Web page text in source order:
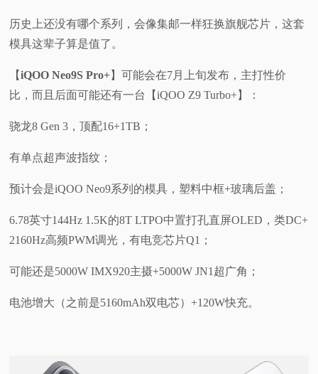
历史上还没有哪个系列，会像集邮一样狂换旗舰芯片，这套
模具这辈子算是值了。
【iQOO Neo9S Pro+】可能会在7月上旬发布，主打性价
比，而且后面可能还有一台【iQOO Z9 Turbo+】：
骁龙8 Gen 3，顶配16+1TB；
有单点超声波指纹；
预计会是iQOO Neo9系列的模具，塑料中框+玻璃后盖；
6.78英寸144Hz 1.5K的8T LTPO中置打孔直屏OLED，类DC+
2160Hz高频PWM调光，有电竞芯片Q1；
可能还是5000W IMX920主摄+5000W JN1超广角；
电池增大（之前是5160mAh双电芯）+120W快充。